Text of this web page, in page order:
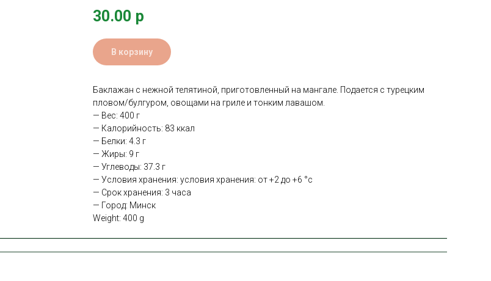
30.00 р
В корзину
Баклажан с нежной телятиной, приготовленный на мангале. Подается с турецким
пловом/булгуром, овощами на гриле и тонким лавашом.
— Вес: 400 г
— Калорийность: 83 ккал
— Белки: 4.3 г
— Жиры: 9 г
— Углеводы: 37.3 г
— Условия хранения: условия хранения: от +2 до +6 °с
— Срок хранения: 3 часа
— Город: Минск
Weight: 400 g